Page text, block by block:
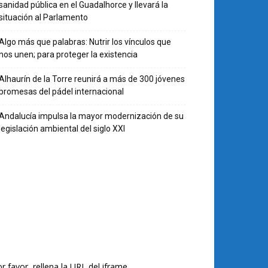
pública en el Guadalhorce y llevará la
al Parlamento
más que palabras: Nutrir los vínculos que
unen; para proteger la existencia
de la Torre reunirá a más de 300 jóvenes
del pádel internacional
impulsa la mayor modernización de su
ambiental del siglo XXI